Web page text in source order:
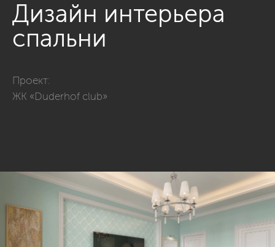
Дизайн интерьера
спальни
Проект:
ЖК «Duderhof club»